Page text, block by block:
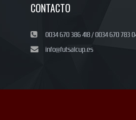
CONTACTO
0034 670 386 418 / 0034 670 783
info@futsalcup.es